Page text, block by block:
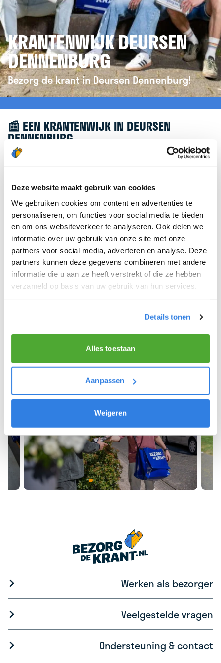
Deze website maakt gebruik van cookies
We gebruiken cookies om content en advertenties te
personaliseren, om functies voor social media te bieden
en om ons websiteverkeer te analyseren. Ook delen we
informatie over uw gebruik van onze site met onze
partners voor social media, adverteren en analyse. Deze
partners kunnen deze gegevens combineren met andere
informatie die u aan ze heeft verstrekt of die ze hebben
verzameld op basis van uw gebruik van hun services.
Details tonen
Alles toestaan
Aanpassen
Weigeren
KRANTENWIJK DEURSEN
DENNENBURG
Bezorg de krant in Deursen Dennenburg!
📰 EEN KRANTENWIJK IN DEURSEN
DENNENBURG
Leuk dat je geïnteresseerd bent in een
te helpen, verwijzen we je graag door naar de
website vankrantenbezorgen.nl. Daar kun je je
eenvoudig aanmelden om de krant te bezorgen in
Deursen Dennenburg.
We hopen dat je snel aan de slag kunt en wensen
je veel succes! 🚴‍♂️💨
Meld je aan als krantenbezorger!
Werken als bezorger
Veelgestelde vragen
Ondersteuning & contact